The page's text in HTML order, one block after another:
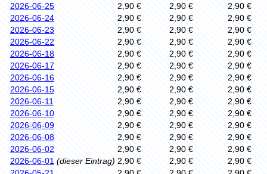
2026-06-25
2,90 € 2,90 €
2,90 €
2026-06-24
2,90 € 2,90 €
2,90 €
2026-06-23
2,90 € 2,90 €
2,90 €
2026-06-22
2,90 € 2,90 €
2,90 €
2026-06-18
2,90 € 2,90 €
2,90 €
2026-06-17
2,90 € 2,90 €
2,90 €
2026-06-16
2,90 € 2,90 €
2,90 €
2026-06-15
2,90 € 2,90 €
2,90 €
2026-06-11
2,90 € 2,90 €
2,90 €
2026-06-10
2,90 € 2,90 €
2,90 €
2026-06-09
2,90 € 2,90 €
2,90 €
2026-06-08
2,90 € 2,90 €
2,90 €
2026-06-02
2,90 € 2,90 €
2,90 €
2026-06-01 (dieser Eintrag) 2,90 € 2,90 €
2,90 €